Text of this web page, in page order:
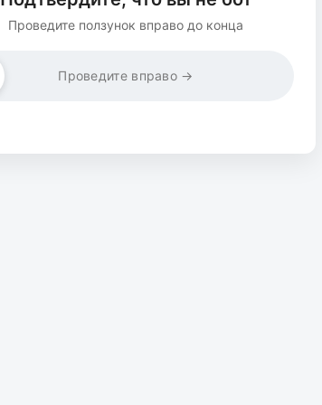
Проведите ползунок вправо до конца
Проведите вправо →